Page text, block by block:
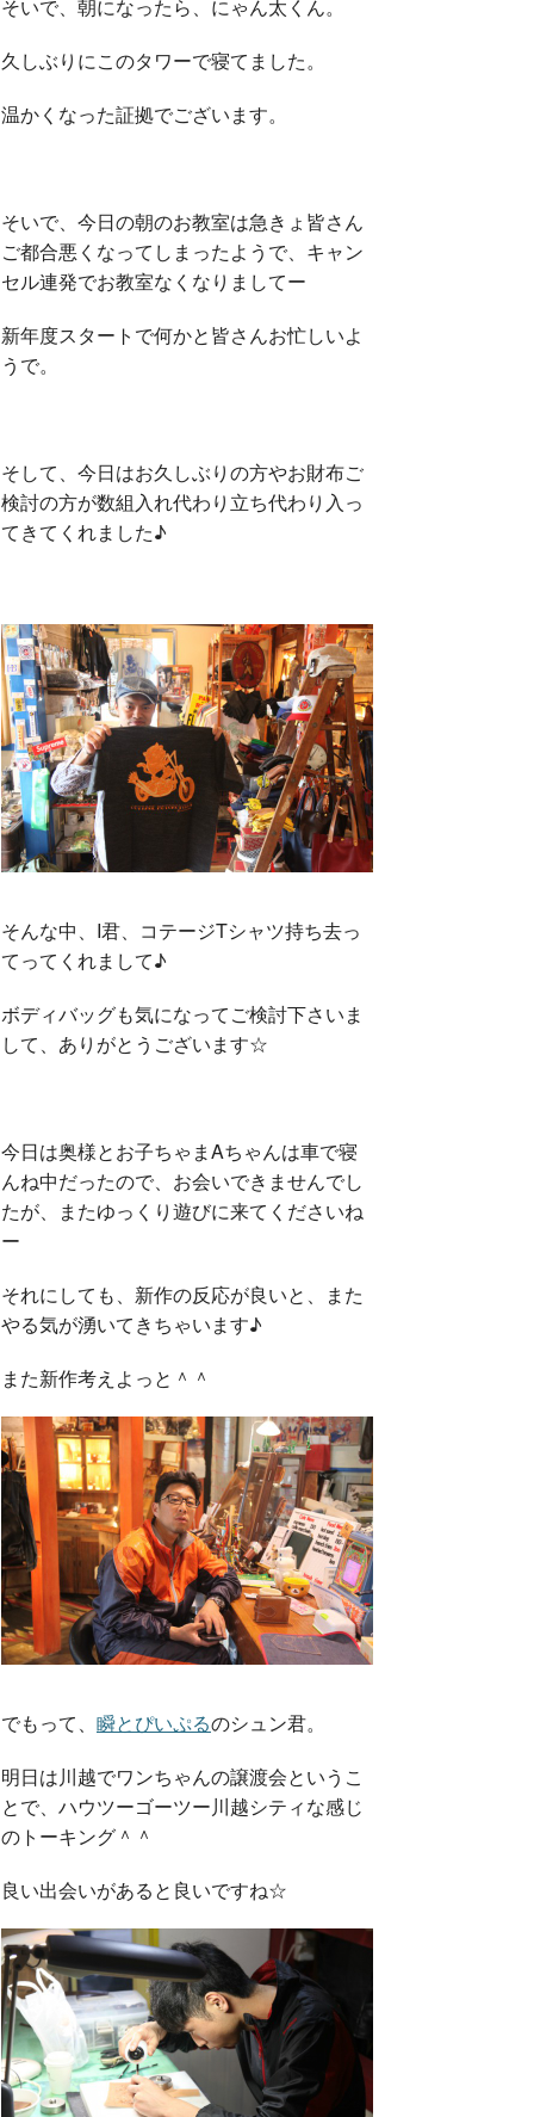
そいで、朝になったら、にゃん太くん。
久しぶりにこのタワーで寝てました。
温かくなった証拠でございます。
そいで、今日の朝のお教室は急きょ皆さん
ご都合悪くなってしまったようで、キャン
セル連発でお教室なくなりましてー
新年度スタートで何かと皆さんお忙しいよ
うで。
そして、今日はお久しぶりの方やお財布ご
検討の方が数組入れ代わり立ち代わり入っ
てきてくれました♪
そんな中、I君、コテージTシャツ持ち去っ
てってくれまして♪
ボディバッグも気になってご検討下さいま
して、ありがとうございます☆
今日は奥様とお子ちゃまAちゃんは車で寝
んね中だったので、お会いできませんでし
たが、またゆっくり遊びに来てくださいね
ー
それにしても、新作の反応が良いと、また
やる気が湧いてきちゃいます♪
また新作考えよっと＾＾
でもって、 瞬とぴいぷるのシュン君。
明日は川越でワンちゃんの譲渡会というこ
とで、ハウツーゴーツー川越シティな感じ
のトーキング＾＾
良い出会いがあると良いですね☆